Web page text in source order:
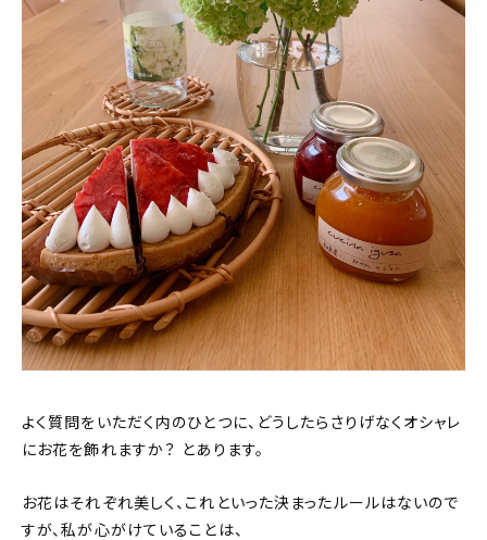
よく質問をいただく内のひとつに、どうしたらさりげなくオシャレ
にお花を飾れますか？ とあります。
お花はそれぞれ美しく、これといった決まったルールはないので
すが、私が心がけていることは、